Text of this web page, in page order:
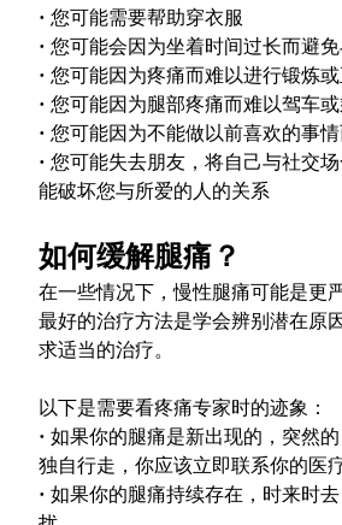
• 您可能需要帮助穿衣服
• 您可能会因为坐着时间过长而避
• 您可能因为疼痛而难以进行锻炼
• 您可能因为腿部疼痛而难以驾车
• 您可能因为不能做以前喜欢的事
• 您可能失去朋友，将自己与社交
能破坏您与所爱的人的关系
如何缓解腿痛？
在一些情况下，慢性腿痛可能是更
最好的治疗方法是学会辨别潜在原
求适当的治疗。
以下是需要看疼痛专家时的迹象：
• 如果你的腿痛是新出现的，突然
独自行走，你应该立即联系你的医
• 如果你的腿痛持续存在，时来时